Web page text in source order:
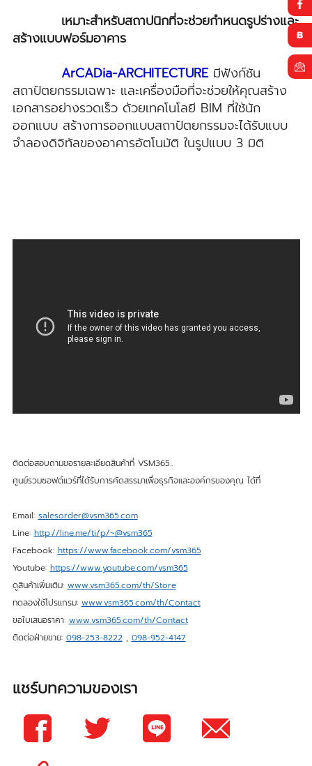
เหมาะสำหรับสถาปนิกที่จะช่วยกำหนดรูปร่างและ
สร้างแบบฟอร์มอาคาร
ArCADia-ARCHITECTURE มีฟังก์ชัน
สถาปัตยกรรมเฉพาะ และเครื่องมือที่จะช่วยให้คุณสร้าง
เอกสารอย่างรวดเร็ว ด้วยเทคโนโลยี BIM ที่ใช้นัก
ออกแบบ สร้างการออกแบบสถาปัตยกรรมจะได้รับแบบ
จำลองดิจิทัลของอาคารอัตโนมัติ ในรูปแบบ 3 มิติ
ติดต่อสอบถามขอรายละเอียดสินค้าที่ VSM365..
ศูนย์รวมซอฟต์แวร์ที่ได้รับการคัดสรรมาเพื่อธุรกิจและองค์กรของคุณ ได้ที่
Email: salesorder@vsm365.com
Line: http://line.me/ti/p/~@vsm365
Facebook: https://www.facebook.com/vsm365
Youtube: https://www.youtube.com/vsm365
ดูสินค้าเพิ่มเติม: www.vsm365.com/th/Store
ทดลองใช้โปรแกรม: www.vsm365.com/th/Contact
ขอใบเสนอราคา: www.vsm365.com/th/Contact
ติดต่อฝ่ายขาย: 098-253-8222, 098-952-4147
แชร์บทความของเรา